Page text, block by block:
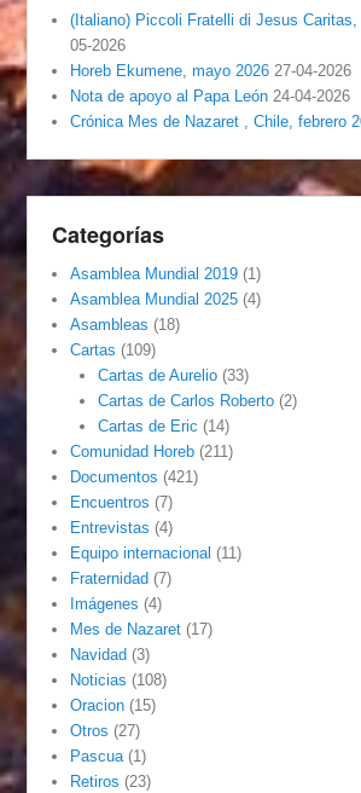
(Italiano) Piccoli Fratelli di Jesus Caritas,
05-2026
Horeb Ekumene, mayo 2026 27-04-2026
Nota de apoyo al Papa León 24-04-2026
Crónica Mes de Nazaret , Chile, febrero
Categorías
Asamblea Mundial 2019 (1)
Asamblea Mundial 2025 (4)
Asambleas (18)
Cartas (109)
Cartas de Aurelio(33)
Cartas de Carlos Roberto(2)
Cartas de Eric (14)
Comunidad Horeb (211)
Documentos (421)
Encuentros (7)
Entrevistas (4)
Equipo internacional (11)
Fraternidad (7)
Imágenes (4)
Mes de Nazaret (17)
Navidad (3)
Noticias (108)
Oracion (15)
Otros (27)
Pascua(1)
Retiros (23)